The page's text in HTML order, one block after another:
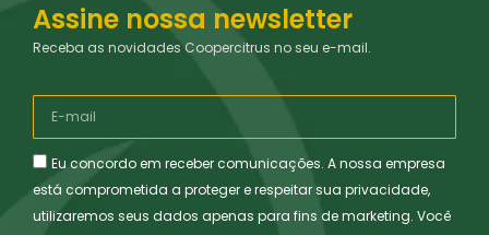
Assine nossa newsletter
Receba as novidades Coopercitrus no seu e-mail.
Eu concordo em receber comunicações. A nossa empresa
está comprometida a proteger e respeitar sua privacidade,
utilizaremos seus dados apenas para fins de marketing. Você